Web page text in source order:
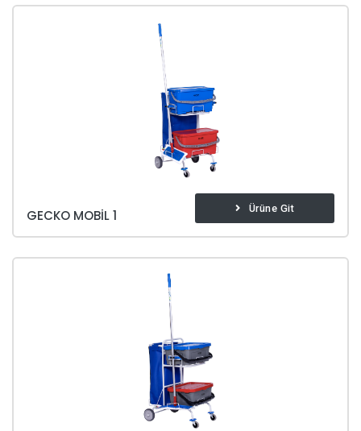
GECKO MOBIL 1 Ürüne Git